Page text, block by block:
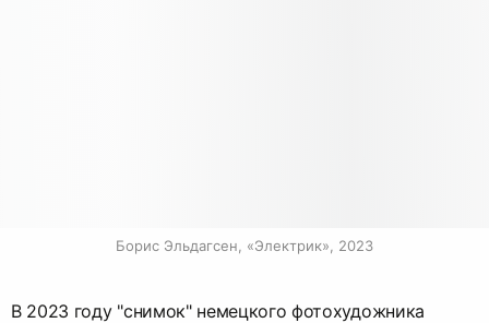
Борис Эльдагсен, «Электрик», 2023
В 2023 году "снимок" немецкого фотохудожника